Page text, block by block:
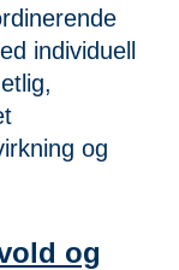
individuell
og
og